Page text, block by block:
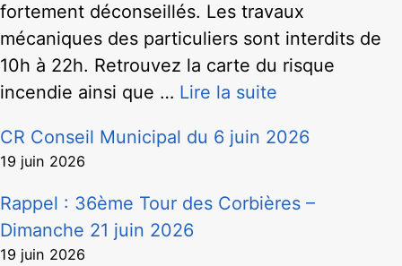
fortement déconseillés. Les travaux
mécaniques des particuliers sont interdits de
10h à 22h. Retrouvez la carte du risque
incendie ainsi que … Lire la suite
CR Conseil Municipal du 6 juin 2026
19 juin 2026
Rappel : 36ème Tour des Corbières –
Dimanche 21 juin 2026
19 juin 2026